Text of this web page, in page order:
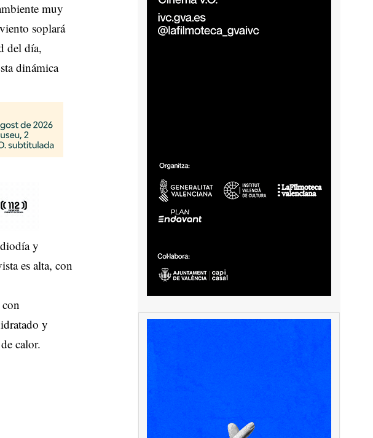
muy
soplará
del día,
dinámica
y
es alta, con
y
calor.